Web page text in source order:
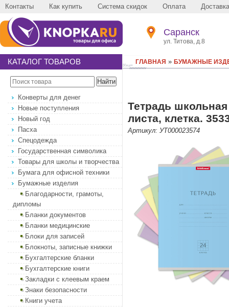
Контакты Как купить Система скидок Оплата Доставка
Саранск
ул. Титова, д.8
КАТАЛОГ ТОВАРОВ
Конверты для денег
Новые поступления
Новый год
Пасха
Спецодежда
Государственная символика
Товары для школы и творчества
Бумага для офисной техники
Бумажные изделия
Благодарности, грамоты,
дипломы
Бланки документов
Бланки медицинские
Блоки для записей
Блокноты, записные книжки
Бухгалтерские бланки
Бухгалтерские книги
Закладки с клеевым краем
Знаки безопасности
Книги учета
ГЛАВНАЯ » БУМАЖНЫЕ
Тетрадь
листа, клетка.
Артикул: УТ000023574